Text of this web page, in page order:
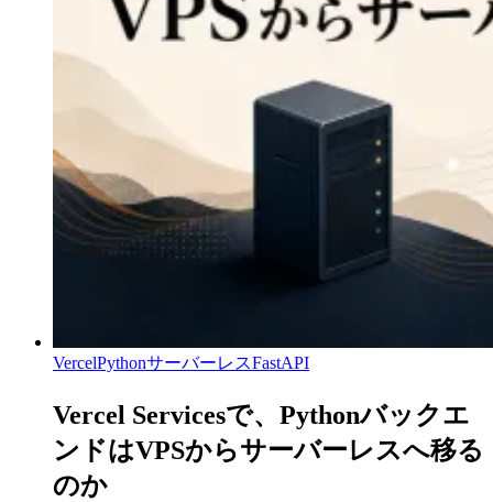
VercelPythonサーバーレスFastAPI
Vercel Servicesで、Pythonバックエ
ンドはVPSからサーバーレスへ移る
のか